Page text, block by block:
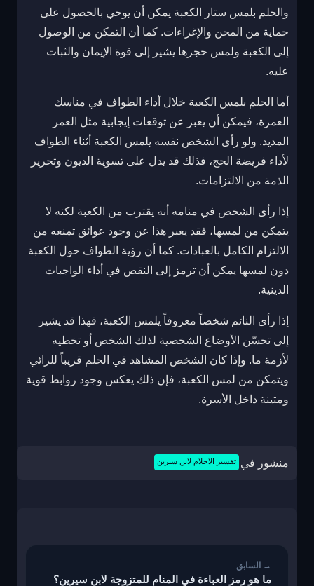
والحلم بلمس ستار الكعبة يمكن أن يوحي بالحصول على
حماية من المحن والإغراءات. كما أن التمكن من الوصول
إلى الكعبة ولمس حجرها يشير إلى قوة الإيمان والثبات
عليه.
أما الحلم بلمس الكعبة خلال أداء الطواف في مناسك
العمرة، فيمكن أن يعبر عن توقعات إيجابية مثل العمر
المديد. ولو رأى الشخص نفسه يلمس الكعبة أثناء الطواف
لأداء فريضة الحج، فذلك قد يدل على تسوية الديون وتحرير
الذمة من الالتزامات.
إذا رأى الشخص في منامه أنه يقترب من الكعبة لكنه لا
يتمكن من لمسها، فقد يعبر هذا عن وجود عوائق تمنعه من
الالتزام الكامل بالعبادات. كما أن رؤية الطواف حول الكعبة
دون لمسها يمكن أن ترمز إلى النقص في أداء الواجبات
الدينية.
إذا رأى النائم شخصاً معروفاً يلمس الكعبة، فهذا قد يشير
إلى تحسّن الأوضاع الشخصية لذلك الشخص أو تخطيه
لأزمة ما. وإذا كان الشخص المشاهد في الحلم قريباً للرائي
ويتمكن من لمس الكعبة، فإن ذلك يعكس وجود روابط قوية
ومتينة داخل الأسرة.
منشور في تفسير الاحلام لابن سيرين
ما هو رمز العباءة في المنام للمتزوجة لابن سيرين؟